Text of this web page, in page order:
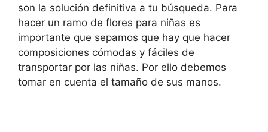
son la solución definitiva a tu búsqueda. Para
hacer un ramo de flores para niñas es
importante que sepamos que hay que hacer
composiciones cómodas y fáciles de
transportar por las niñas. Por ello debemos
tomar en cuenta el tamaño de sus manos.